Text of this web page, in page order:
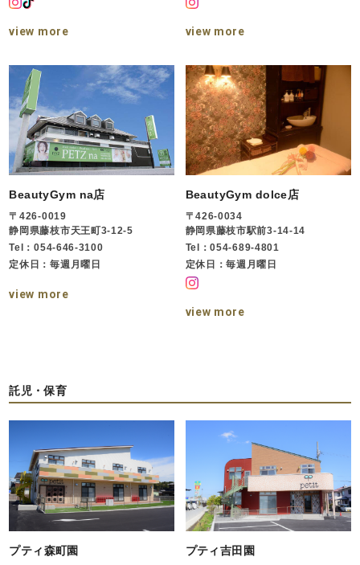
view more view more
BeautyGym na店
〒426-0019
静岡県藤枝市天王町3-12-5
Tel：054-646-3100
定休日：毎週月曜日
view more
BeautyGym dolce店
〒426-0034
静岡県藤枝市駅前3-14-14
Tel：054-689-4801
定休日：毎週月曜日
view more
託児・保育
プティ森町園 プティ吉田園